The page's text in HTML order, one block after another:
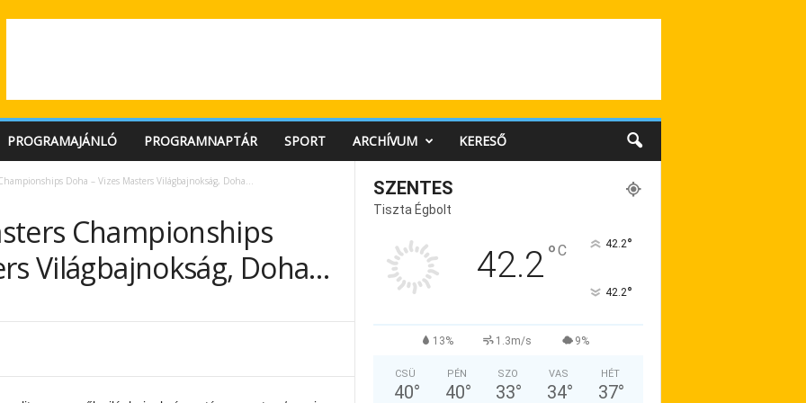
PROGRAMAJÁNLÓ PROGRAMNAPTÁR SPORT ARCHÍVUM KERESŐ
Doha – Vizes Masters Világbajnokság, Doha…
Championships
Világbajnokság, Doha…
SZENTES
Tiszta Égbolt
42.2°C 42.2°
42.2°
13% 1.3m/s 9%
CSÜ
40°
PÉN
40°
SZO
33°
VAS
34°
HÉT
37°